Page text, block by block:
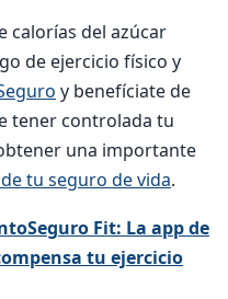
calorías del azúcar
de ejercicio físico y
y benefíciate de
tener controlada tu
una importante
tu seguro de vida.
Fit: La app de
tu ejercicio